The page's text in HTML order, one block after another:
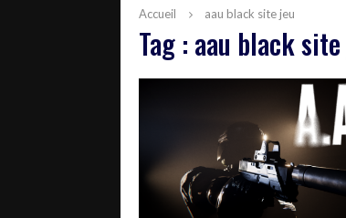
Accueil aau black site jeu
Tag : aau black